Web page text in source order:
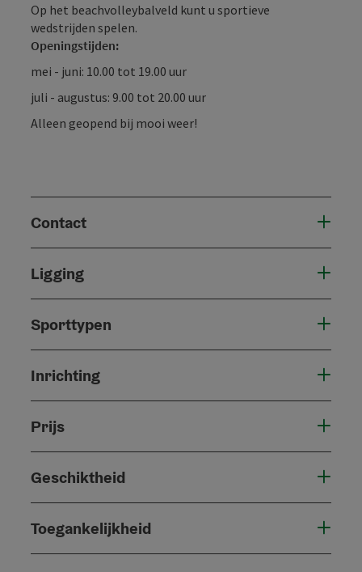
Op het beachvolleybalveld kunt u sportieve
wedstrijden spelen.
Openingstijden:
mei - juni: 10.00 tot 19.00 uur
juli - augustus: 9.00 tot 20.00 uur
Alleen geopend bij mooi weer!
Contact
Ligging
Sporttypen
Inrichting
Prijs
Geschiktheid
Toegankelijkheid